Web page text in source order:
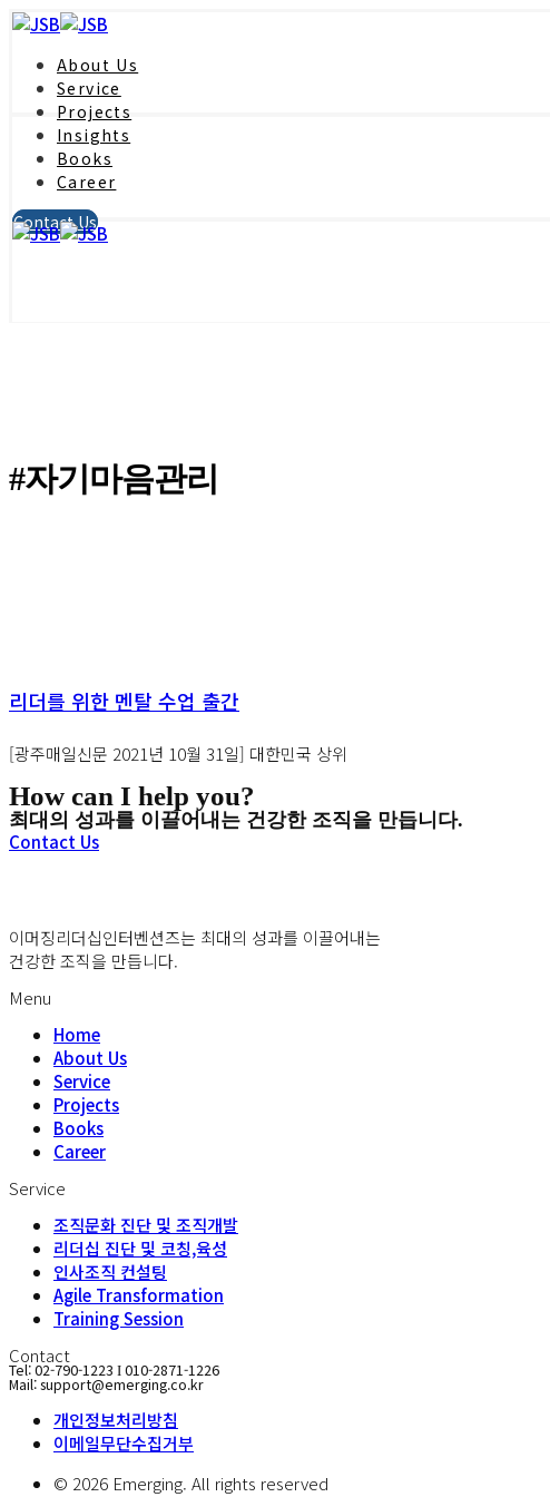
About Us
Service
Projects
Insights
Books
Career
Contact Us
#자기마음관리
리더를 위한 멘탈 수업 출간
[광주매일신문 2021년 10월 31일] 대한민국 상위
How can I help you?
최대의 성과를 이끌어내는 건강한 조직을 만듭니다.
Contact Us
이머징리더십인터벤션즈는 최대의 성과를 이끌어내는
건강한 조직을 만듭니다.
Menu
Home
About Us
Service
Projects
Books
Career
Service
조직문화 진단 및 조직개발
리더십 진단 및 코칭,육성
인사조직 컨설팅
Agile Transformation
Training Session
Contact
Tel: 02-790-1223 I 010-2871-1226
Mail: support@emerging.co.kr
개인정보처리방침
이메일무단수집거부
© 2026 Emerging. All rights reserved